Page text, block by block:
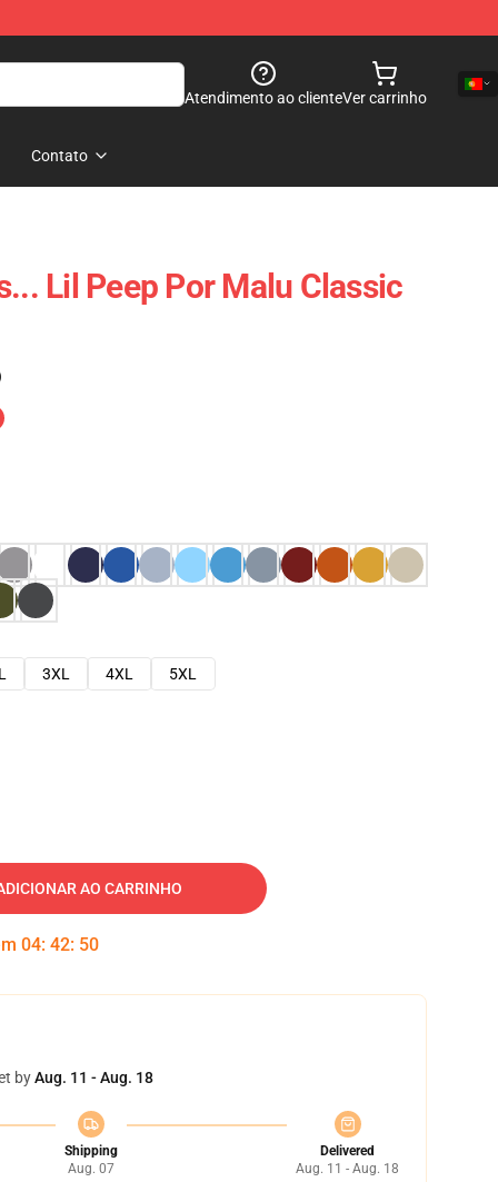
Atendimento ao clienteVer carrinho
Contato
Lil Peep Por Malu Classic
3XL 4XL
5XL
AO CARRINHO
04: 42: 49
byAug. 11 - Aug. 18
Shipping
Aug. 07
Delivered
Aug. 11 - Aug. 18